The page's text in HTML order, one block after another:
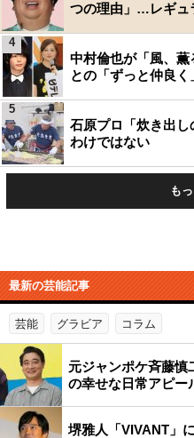
つの理由」…レギュ
中村倫也が「風、
との「ずっと仲良
4
石原プロ「炊き出
わけではない
5
も
最新の芸能記事
芸能 グラビア コラム
元ジャンポケ斉藤慎
の幸せな日常アピー
堺雅人「VIVANT」